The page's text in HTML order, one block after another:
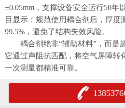
±0.05mm，支撑设备安全运行50年
目显示：规范使用耦合剂后，厚度
99.5%，避免了结构失效风险。
耦合剂绝非“辅助材料”，而是超
它通过声阻抗匹配，将空气屏障转
一次测量都精准可靠。